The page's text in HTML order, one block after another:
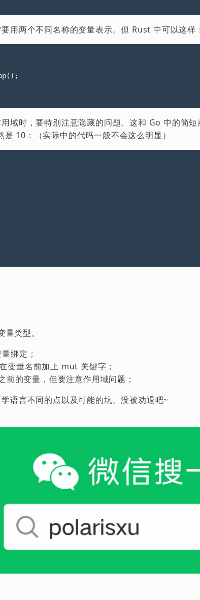
用两个不同名称的变量表示。但 Rust 中可以这样：
();
域时，要特别注意隐藏的问题。这和 Go 中的简
10：（实际中的代码一般不会这么明显）
类型。
绑定；
变量名前加上 mut 关键字；
的变量，但要注意作用域问题；
语言不同的点以及可能的坑。没被劝退吧~